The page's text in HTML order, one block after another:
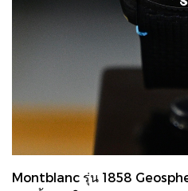
Montblanc รุ่น 1858